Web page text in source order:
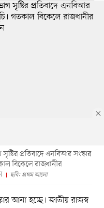
সৃষ্টির প্রতিবাদে এনবিআর সংস্কার
বিকেলে রাজধানীর
ছবি: প্রথম আলো
আনা হচ্ছে। জাতীয় রাজস্ব